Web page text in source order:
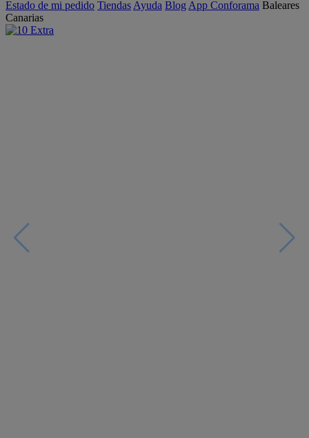
Estado de mi pedido Tiendas Ayuda Blog App Conforama Baleares
Canarias